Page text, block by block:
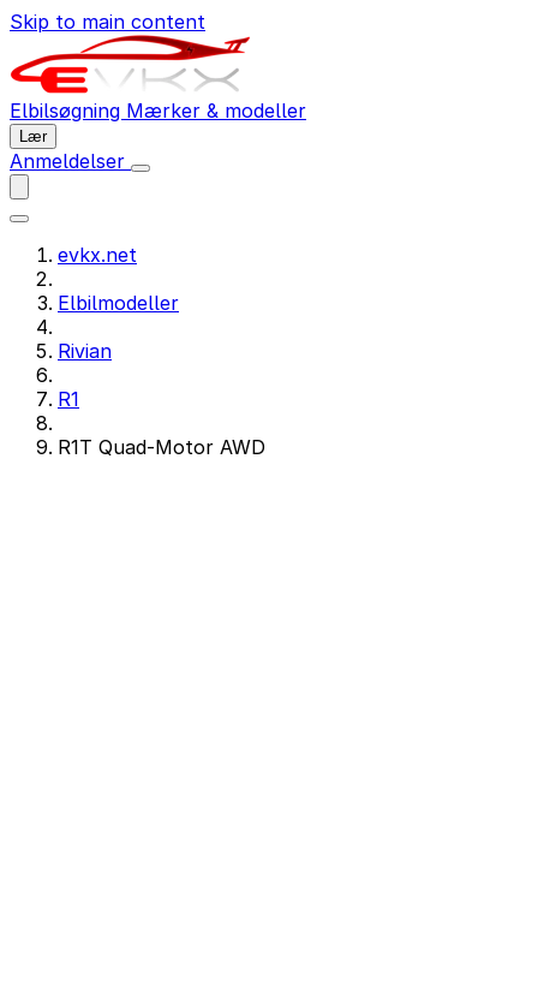
Skip to main content
Elbilsøgning Mærker & modeller
Lær
Anmeldelser
evkx.net
Elbilmodeller
Rivian
R1
R1T Quad-Motor AWD